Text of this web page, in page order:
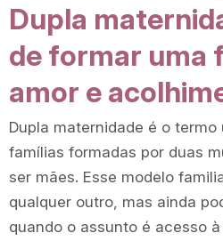
Dupla
de formar uma
amor e
Dupla maternidade é o
famílias formadas por duas
ser mães. Esse modelo
qualquer outro, mas ainda
quando o assunto é acesso